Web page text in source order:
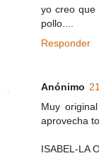
yo creo que
pollo....
Responder
Anónimo
Muy
aprovecha
ISABEL-LA